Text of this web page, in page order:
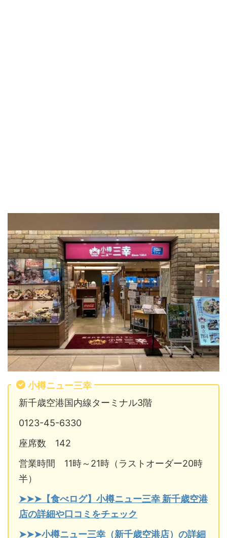
小樽ニュー三幸
新千歳空港国内線ターミナル3階
0123-45-6330
座席数 142
営業時間 11時～21時（ラストオーダー20時
半）
➤➤➤【食べログ】小樽ニュー三幸 新千歳空港
店の詳細や口コミをチェック
➤➤➤小樽ニュー三幸（新千歳空港店）の詳細